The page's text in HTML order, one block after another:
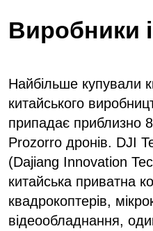
Виробники
Найбільше купували
китайського
припадає приблизно
Prozorro дронів. DJI
(Dajiang Innovation
китайська приватна
квадрокоптерів,
відеообладнання,